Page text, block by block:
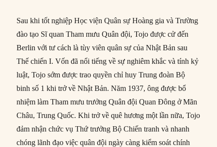
Sau khi tốt nghiệp Học viện Quân sự Hoàng gia và Trường
đào tạo Sĩ quan Tham mưu Quân đội, Tojo được cử đến
Berlin với tư cách là tùy viên quân sự của Nhật Bản sau
Thế chiến I. Vốn đã nổi tiếng về sự nghiêm khắc và tính kỷ
luật, Tojo sớm được trao quyền chỉ huy Trung đoàn Bộ
binh số 1 khi trở về Nhật Bản. Năm 1937, ông được bổ
nhiệm làm Tham mưu trưởng Quân đội Quan Đông ở Mãn
Châu, Trung Quốc. Khi trở về quê hương một lần nữa, Tojo
đảm nhận chức vụ Thứ trưởng Bộ Chiến tranh và nhanh
chóng lãnh đạo việc quân đội ngày càng kiểm soát chính